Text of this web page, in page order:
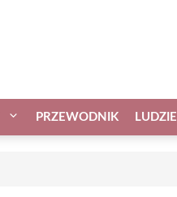
PRZEWODNIK LUDZIE